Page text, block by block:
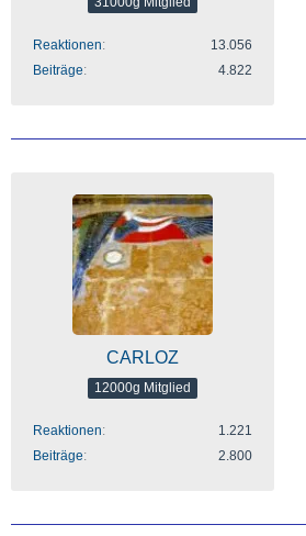
Reaktionen
13.056
Beiträge
4.822
CARLOZ
12000g Mitglied
Reaktionen
1.221
Beiträge
2.800